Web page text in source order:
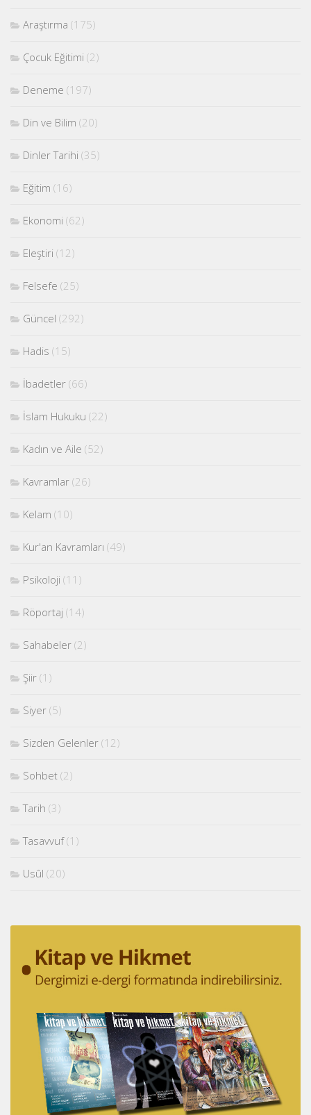
Araştırma (175)
Çocuk Eğitimi (2)
Deneme (197)
Din ve Bilim (20)
Dinler Tarihi (35)
Eğitim (16)
Ekonomi (62)
Eleştiri (12)
Felsefe (25)
Güncel (292)
Hadis (15)
İbadetler (66)
İslam Hukuku (22)
Kadın ve Aile (52)
Kavramlar (26)
Kelam (10)
Kur'an Kavramları (49)
Psikoloji (11)
Röportaj (14)
Sahabeler (2)
Şiir (1)
Siyer (5)
Sizden Gelenler (12)
Sohbet (2)
Tarih (3)
Tasavvuf(1)
Usûl (20)